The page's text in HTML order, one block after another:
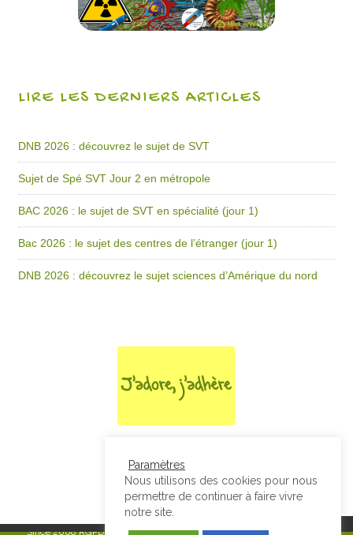
LIRE LES DERNIERS ARTICLES
DNB 2026 : découvrez le sujet de SVT
Sujet de Spé SVT Jour 2 en métropole
BAC 2026 : le sujet de SVT en spécialité (jour 1)
Bac 2026 : le sujet des centres de l’étranger (jour 1)
DNB 2026 : découvrez le sujet sciences d’Amérique du nord
Since 2008RGPD & Mentions Légales|Designed by Studio Thil - Site
Paramètres
Nous utilisons des cookies pour nous
permettre de continuer à faire vivre
notre site.